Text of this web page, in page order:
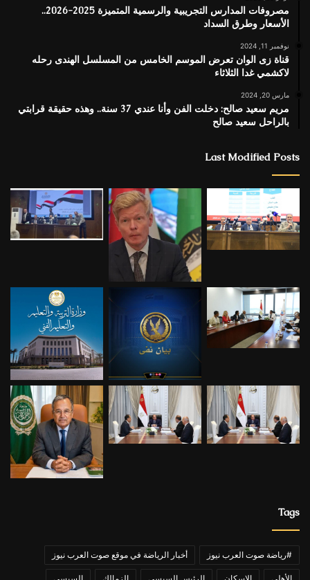
مصروفات المدارس التجريبية والرسمية المتميزة 2025-2026..
الأسعار وطرق السداد
نوفمبر 11, 2024
قناة زى الوان تعرض الموسم الخامس من المسلسل الهندى رحله
لاكشمي غدا الثلاثاء
مارس 20, 2024
مريم سعيد صالح: دخلت الفن وأنا عندي 37 سنة.. وهذه حقيقة قرابتي
بالراحل سعيد صالح
Last Modified Posts
Tags
#رياضة صوت العرب نيوز أخبار الرياضة في موقع صوت العرب نيوز